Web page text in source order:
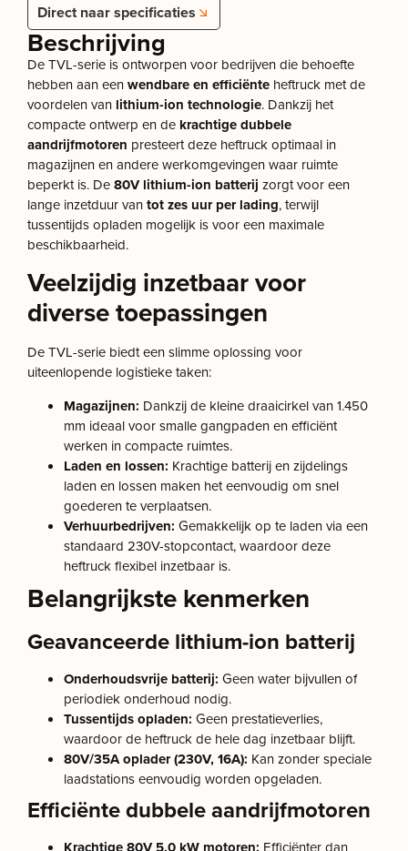
Direct naar specificaties
Beschrijving
De TVL-serie is ontworpen voor bedrijven die behoefte
hebben aan eenwendbare en efficiënte heftruck met de
voordelen van lithium-ion technologie. Dankzij het
compacte ontwerp en de krachtige dubbele
aandrijfmotoren presteert deze heftruck optimaal in
magazijnen en andere werkomgevingen waar ruimte
beperkt is. De80V lithium-ion batterij zorgt voor een
lange inzetduur vantot zes uur per lading, terwijl
tussentijds opladen mogelijk is voor een maximale
beschikbaarheid.
Veelzijdig inzetbaar voor
diverse toepassingen
De TVL-serie biedt een slimme oplossing voor
uiteenlopende logistieke taken:
Magazijnen: Dankzij de kleine draaicirkel van 1.450
mm ideaal voor smalle gangpaden en efficiënt
werken in compacte ruimtes.
Laden en lossen: Krachtige batterij en zijdelings
laden en lossen maken het eenvoudig om snel
goederen te verplaatsen.
Verhuurbedrijven: Gemakkelijk op te laden via een
standaard 230V-stopcontact, waardoor deze
heftruck flexibel inzetbaar is.
Belangrijkste kenmerken
Geavanceerde lithium-ion batterij
Onderhoudsvrije batterij: Geen water bijvullen of
periodiek onderhoud nodig.
Tussentijds opladen: Geen prestatieverlies,
waardoor de heftruck de hele dag inzetbaar blijft.
80V/35A oplader (230V, 16A): Kan zonder speciale
laadstations eenvoudig worden opgeladen.
Efficiënte dubbele aandrijfmotoren
Krachtige 80V 5.0 kW motoren: Efficiënter dan